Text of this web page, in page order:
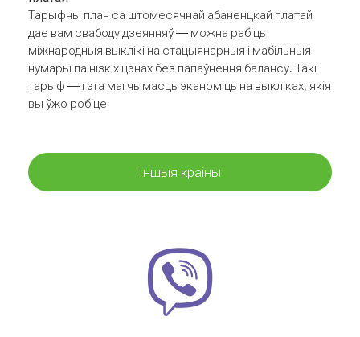
Тарыфны план са штомесячнай абаненцкай платай
дае вам свабоду дзеянняў — можна рабіць
міжнародныя выклікі на стацыянарныя і мабільныя
нумары па нізкіх цэнах без папаўнення балансу. Такі
тарыф — гэта магчымасць эканоміць на выкліках, якія
вы ўжо робіце
Іншыя краіны